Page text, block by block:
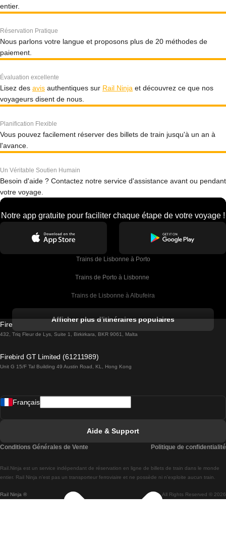
entier.
Réservation Pratique
Nous parlons votre langue et proposons plus de 20 méthodes de
paiement.
Évaluation excellente
Lisez des avis authentiques sur Rail Ninja et découvrez ce que nos
voyageurs disent de nous.
Planification Flexible
Vous pouvez facilement réserver des billets de train jusqu'à un an à
l'avance.
Un Véritable Soutien Humain
Besoin d'aide ? Contactez notre service d'assistance avant ou pendant
votre voyage.
Notre app gratuite pour faciliter chaque étape de votre voyage !
Trains de Lisbonne à Porto
Trains de Porto à Lisbonne
Trains de Lisbonne à Albufeira
Trains de Lisbonne à Lagos
Trains de Lisbonne à Madrid
Trains de Lisbonne à Braga
Trains de Braga à Lisbonne
Afficher plus d'itinéraires populaires
Firebird GT Limited (OC 1451)
432, Triq Fleur de Lys, Suite 1, Birkirkara, BKR 9061, Malta
Firebird GT Limited (61211989)
Unit G 15/F Tal Building 49 Austin Road, KL, Hong Kong
Rail Ninja ® All Rights Reserved © 2026
Rail.Ninja est un service indépendant de réservation en ligne de billets de train dans le monde
entier. Rail Ninja n'est pas un transporteur ferroviaire et ne possède ni n'exploite aucun train.
Français
Aide & Support
Conditions Générales de Vente Politique de confidentialité